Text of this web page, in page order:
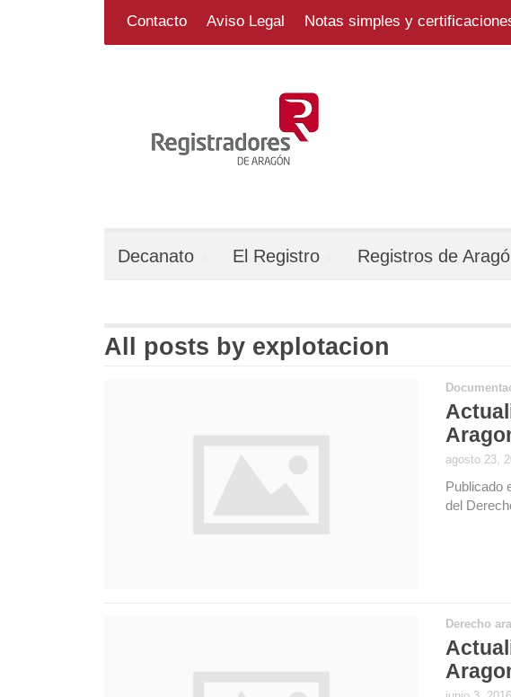
Contacto Aviso Legal Notas simples y
Decanato El Registro Registros de
All posts by explotacion
agosto 23,
Publicado
del
Derecho